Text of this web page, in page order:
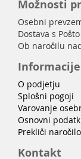
Možnosti
Osebni
Dostava s
Ob naročilu
Informacije
O podjetju
Splošni pogoji
Varovanje
Osnovni
Prekliči naročilo
Kontakt